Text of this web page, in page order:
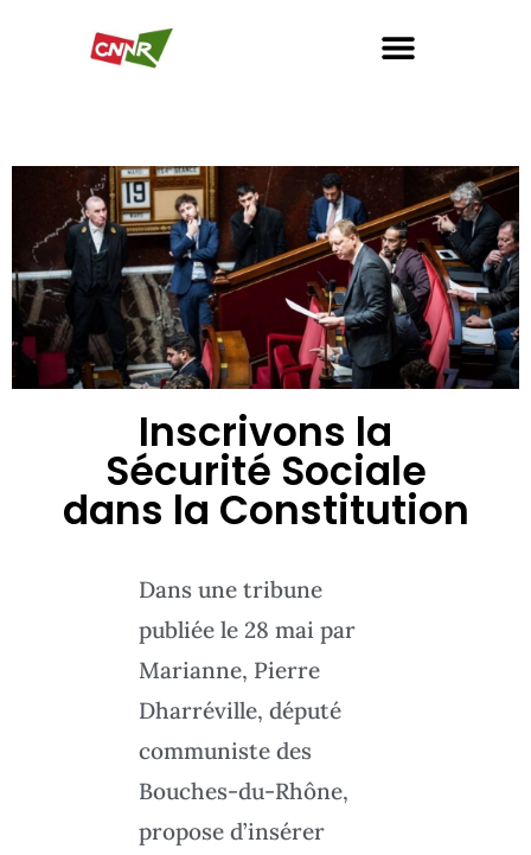
Inscrivons la
Sécurité Sociale
dans la Constitution
Dans une tribune
publiée le 28 mai par
Marianne, Pierre
Dharréville, député
communiste des
Bouches-du-Rhône,
propose d’insérer